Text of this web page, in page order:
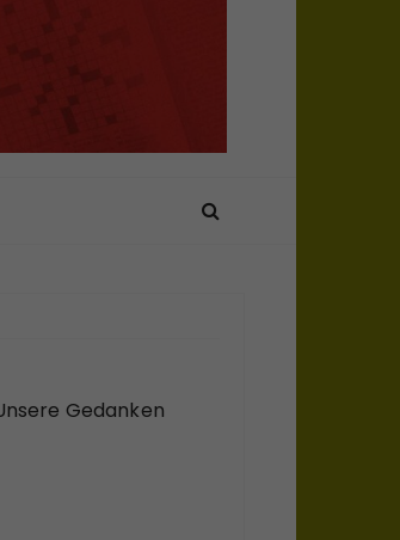
Gedanken